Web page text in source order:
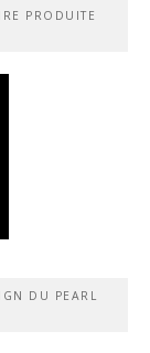
PRODUITE
DU PEARL